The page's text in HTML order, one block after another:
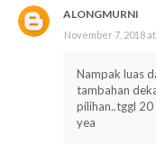
ALONGMURNI
November 7, 2018 at
Nampak luas
tambahan
pilihan..tggl 20
yea